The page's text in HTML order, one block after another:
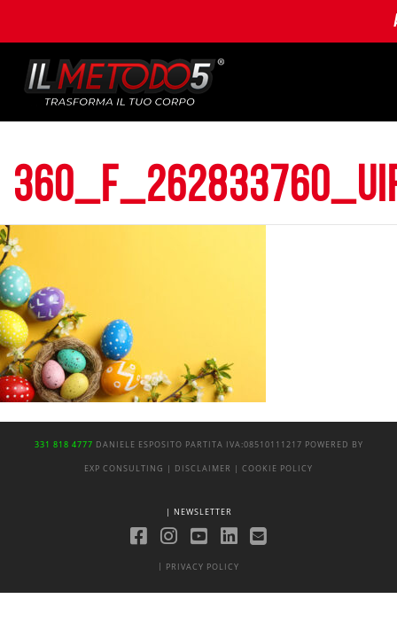
331 818 4777 DANIELE ESPOSITO PARTITA IVA:08510111217 POWERED BY
EXP CONSULTING | DISCLAIMER | COOKIE POLICY
| NEWSLETTER
| PRIVACY POLICY